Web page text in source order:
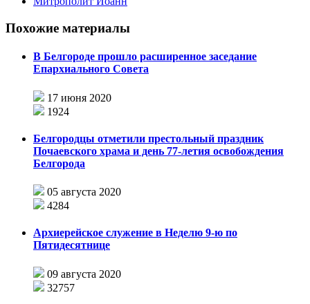
Похожие материалы
В Белгороде прошло расширенное заседание
Епархиального Совета
17 июня 2020
1924
Белгородцы отметили престольный праздник
Почаевского храма и день 77-летия освобождения
Белгорода
05 августа 2020
4284
Архиерейское служение в Неделю 9-ю по
Пятидесятнице
09 августа 2020
32757